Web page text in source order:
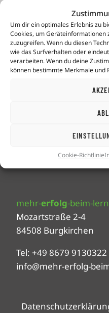
Um dir ein optimales Erlebnis zu
Cookies, um
zuzugreifen. Wenn du diesen
wie das Surfverhalten oder
verarbeiten. Wenn du deine
können bestimmte Merkmale und
Cookie-Richtlinie
JETZT
-beim-
Altöttinger Straße 30
info@mehr-erfolg-
mehr-erfolg-beim-
Mozartstraße 2-4
84508 Burgkirchen
Tel: +49 8679 9130322
info@mehr-erfolg-